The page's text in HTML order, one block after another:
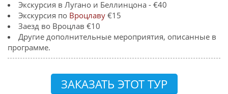
Экскурсия в Лугано и Беллинцона - €40
Экскурсия по Вроцлаву €15
Заезд во Вроцлав €10
Другие дополнительные мероприятия, описанные в
программе.